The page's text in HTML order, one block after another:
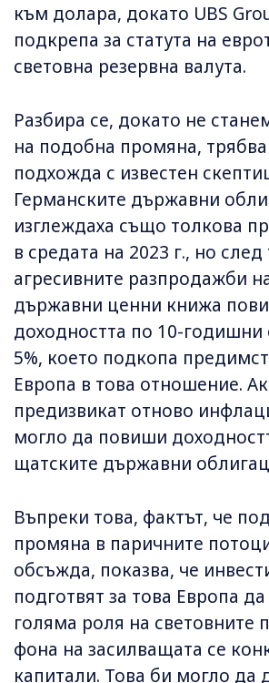
към долара, докато UBS
подкрепа за статута на
световна резервна валута.
Разбира се, докато не
на подобна промяна,
подхожда с известен
Германските държавни
изглеждаха също толкова
в средата на 2023 г., но след
агресивните разпродажби
държавни ценни книжа
доходността по 10-
5%, което подкопа
Европа в това отношение.
предизвикат отново
могло да повиши
щатските държавни
Въпреки това, фактът, че
промяна в паричните
обсъжда, показва, че
подготвят за това Европа
голяма роля на световните
фона на засилващата се
капитали. Това би могло да